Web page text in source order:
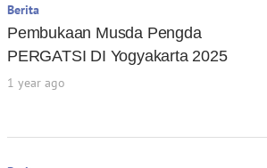
Berita
Pembukaan Musda Pengda
PERGATSI DI Yogyakarta 2025
1 year ago